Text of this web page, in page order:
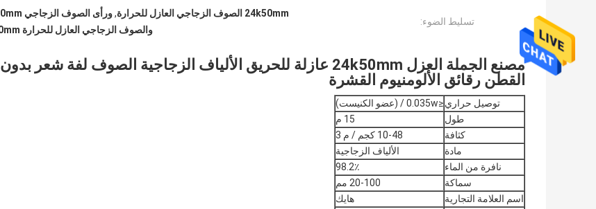
تسليط الضوء:
24k50mm الصوف الزجاجي العازل للحرارة ,ورأى الصوف الزجاجي 24k50mm
والصوف الزجاجي العازل للحرارة 24k50mm
مصنع الجملة العزل 24k50mm عازلة للحريق الألياف الزجاجية الصوف لفة شعر بدون
القطن رقائق الألومنيوم القشرة
توصيل حراري≤0.035w / (عضو الكنيست)
طول
15 م
كثافة
10-48 كجم / م 3
مادة
الألياف الزجاجية
نافرة من الماء
98.2٪
سماكة
20-100 مم
اسم العلامة التجارية
هايك